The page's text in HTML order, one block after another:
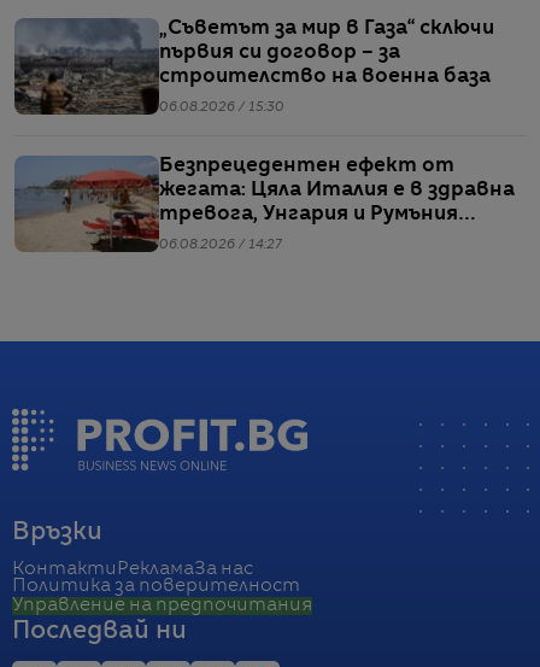
„Съветът за мир в Газа“ сключи
първия си договор – за
строителство на военна база
06.08.2026 / 15:30
Безпрецедентен ефект от
жегата: Цяла Италия е в здравна
тревога, Унгария и Румъния
пестят електричество
06.08.2026 / 14:27
Връзки
Контакти РекламаЗа нас
Политика за поверителност
Управление на предпочитания
Последвай ни